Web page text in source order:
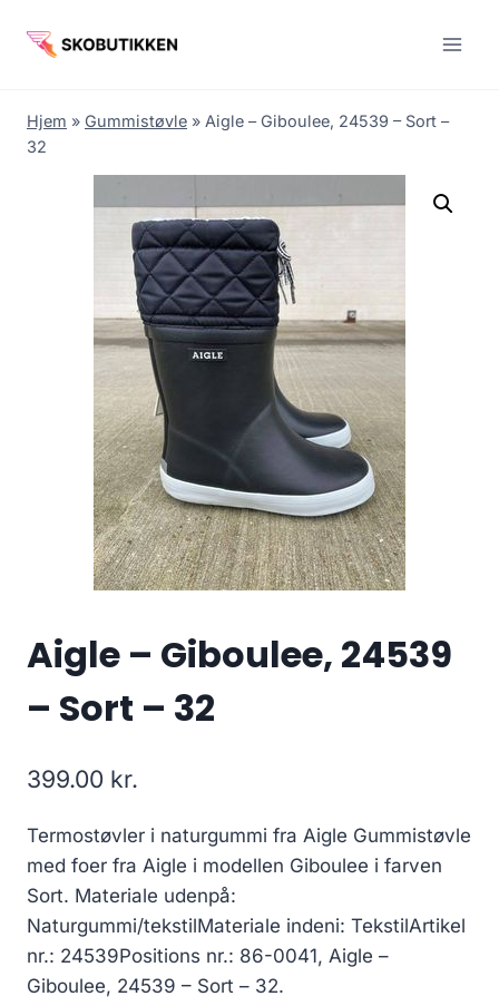
Hjem » Gummistøvle » Aigle – Giboulee, 24539 – Sort –
32
Aigle – Giboulee, 24539
– Sort – 32
399.00 kr.
Termostøvler i naturgummi fra Aigle Gummistøvle
med foer fra Aigle i modellen Giboulee i farven
Sort. Materiale udenpå:
Naturgummi/tekstilMateriale indeni: TekstilArtikel
nr.: 24539Positions nr.: 86-0041, Aigle –
Giboulee, 24539 – Sort – 32.